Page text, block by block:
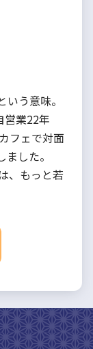
う意味。
営業22年
フェで対面
した。
、もっと若